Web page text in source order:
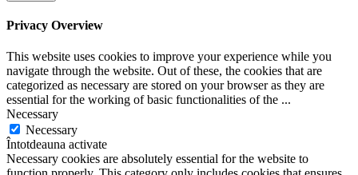
Privacy Overview
This website uses cookies to improve your experience while you
navigate through the website. Out of these, the cookies that are
categorized as necessary are stored on your browser as they are
essential for the working of basic functionalities of the ...
Necessary
Necessary
Întotdeauna activate
Necessary cookies are absolutely essential for the website to